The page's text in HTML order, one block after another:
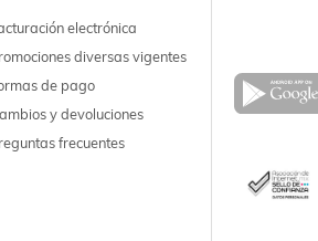
electrónica
diversas vigentes
de pago
y devoluciones
frecuentes